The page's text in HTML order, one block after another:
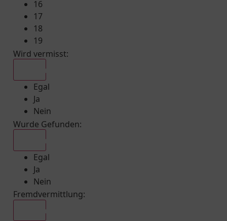
16
17
18
19
Wird vermisst:
Egal
Ja
Nein
Wurde Gefunden:
Egal
Ja
Nein
Fremdvermittlung: